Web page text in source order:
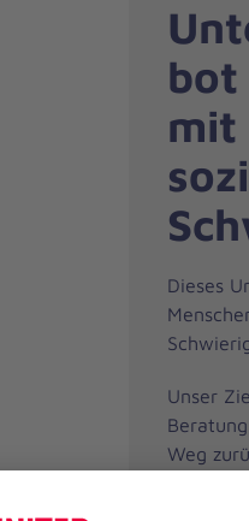
bot
mit
Dieses
Unser
Weg